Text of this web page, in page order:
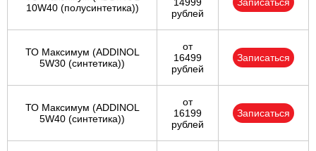
10W40 (полусинтетика))
14999
рублей
Записаться
ТО Максимум (ADDINOL
5W30 (синтетика))
от
16499
рублей
Записаться
ТО Максимум (ADDINOL
5W40 (синтетика))
от
16199
рублей
Записаться